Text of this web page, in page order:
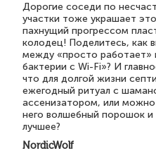
Дорогие соседи по
участки тоже украшает
пахнущий прогрессом
колодец! Поделитесь, как
между «просто работает»
бактерии с Wi-Fi»? И
что для долгой жизни
ежегодный ритуал с
ассенизатором, или можно
него волшебный порошок и
лучшее?
NordicWolf